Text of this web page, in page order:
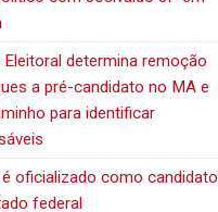
determina remoção
a pré-candidato no MA e
para identificar
oficializado como candidato
federal